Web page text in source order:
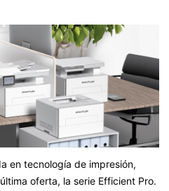
en tecnología de impresión,
oferta, la serie Efficient Pro.